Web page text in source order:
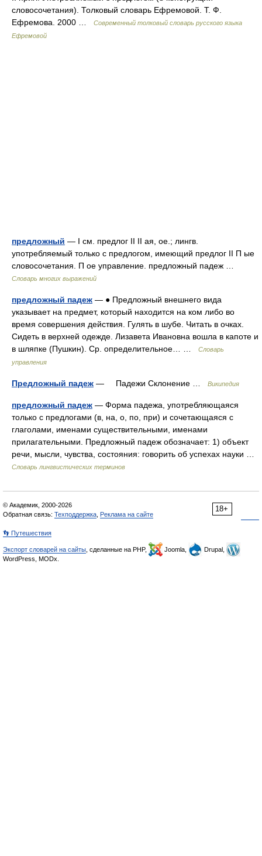
словосочетания). Толковый словарь Ефремовой. Т. Ф.
Ефремова. 2000 …
Современный толковый словарь русского языка
Ефремовой
предложный — I см. предлог II II ая, ое.; лингв.
употребляемый только с предлогом, имеющий предлог II П ые
словосочетания. П ое управление. предложный падеж …
Словарь многих выражений
предложный падеж — ● Предложный внешнего вида
указывает на предмет, который находится на ком либо во
время совершения действия. Гулять в шубе. Читать в очках.
Сидеть в верхней одежде. Лизавета Ивановна вошла в капоте и
в шляпке (Пушкин). Ср. определительное… …
Словарь
управления
Предложный падеж — Падежи Склонение … Википедия
предложный падеж — Форма падежа, употребляющаяся
только с предлогами (в, на, о, по, при) и сочетающаяся с
глаголами, именами существительными, именами
прилагательными. Предложный падеж обозначает: 1) объект
речи, мысли, чувства, состояния: говорить об успехах науки …
Словарь лингвистических терминов
18+
© Академик, 2000-2026
Обратная связь: Техподдержка Реклама на сайте
👣 Путешествия
Экспорт словарей на сайты , сделанные на PHP, Joomla,
Drupal,
WordPress, MODx.